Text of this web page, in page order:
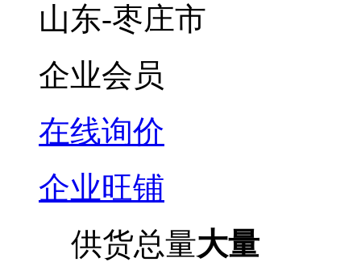
山东-枣庄市
企业会员
在线询价
企业旺铺
供货总量大量